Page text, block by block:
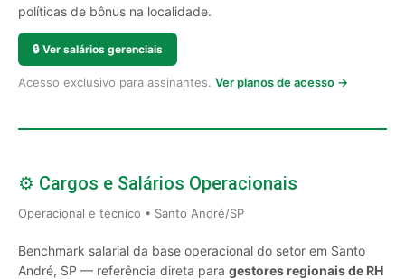
políticas de bônus na localidade.
🔒 Ver salários gerenciais
Acesso exclusivo para assinantes. Ver planos de acesso →
⚙️ Cargos e Salários Operacionais
Operacional e técnico • Santo André/SP
Benchmark salarial da base operacional do setor em Santo
André, SP — referência direta para gestores regionais de RH